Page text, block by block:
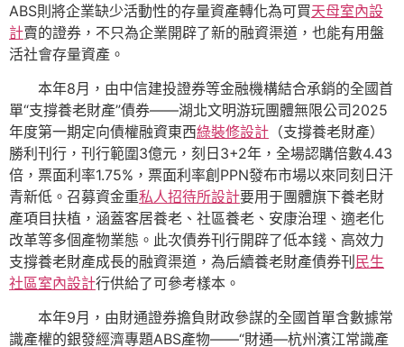
ABS則將企業缺少活動性的存量資產轉化為可買天母室內設
計賣的證券，不只為企業開辟了新的融資渠道，也能有用盤
活社會存量資產。
本年8月，由中信建投證券等金融機構結合承銷的全國首
單“支撐養老財產”債券——湖北文明游玩團體無限公司2025
年度第一期定向債權融資東西綠裝修設計 （支撐養老財產）
勝利刊行，刊行範圍3億元，刻日3+2年，全場認購倍數4.43
倍，票面利率1.75%，票面利率創PPN發布市場以來同刻日汗
青新低。召募資金重私人招待所設計要用于團體旗下養老財
產項目扶植，涵蓋客居養老、社區養老、安康治理、適老化
改革等多個產物業態。此次債券刊行開辟了低本錢、高效力
支撐養老財產成長的融資渠道，為后續養老財產債券刊 民生
社區室內設計行供給了可參考樣本。
本年9月，由財通證券擔負財政參謀的全國首單含數據常
識產權的銀發經濟專題ABS產物——“財通—杭州濱江常識產